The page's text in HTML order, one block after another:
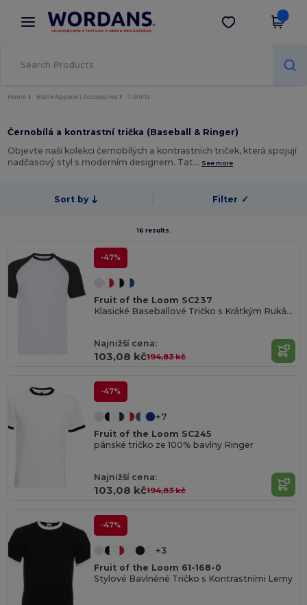
× Aplikace Wordans
Lepší ceny v aplikaci!
Stáhnout app
Home Blank Apparel | Accessories T-Shirts
Černobílá a kontrastní trička (Baseball & Ringer)
Objevte naši kolekci černobílých a kontrastních triček, která spojují
nadčasový styl s moderním designem. Tat… See more
Sort by Filter ✓
16 results.
-47%
Fruit of the Loom SC237
Klasické Baseballové Tričko s Krátkým Rukávem
Najnižší cena:
103,08 kč194,83 kč
-47%
+7
Fruit of the Loom SC245
pánské tričko ze 100% bavlny Ringer
Najnižší cena:
103,08 kč194,83 kč
-47%
+3
Fruit of the Loom 61-168-0
Stylové Bavlněné Tričko s Kontrastními Lemy